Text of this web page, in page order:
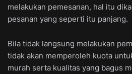
melakukan pemesanan, hal itu
pesanan yang seperti itu panjang.
Bila tidak langsung melakukan
tidak akan memperoleh kuota
murah serta kualitas yang bagus